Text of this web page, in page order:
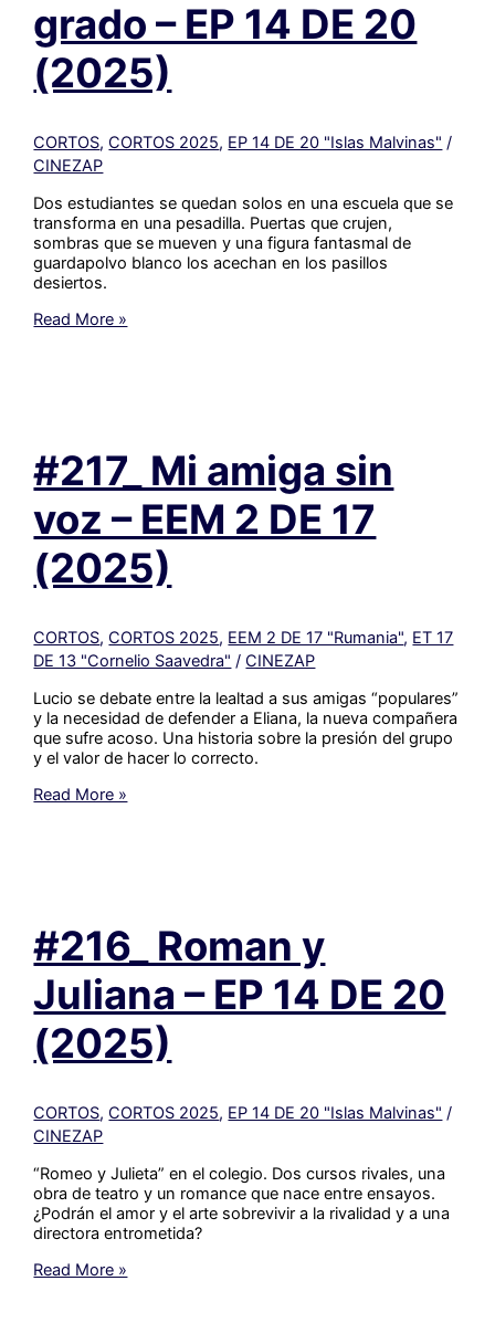
(2025)
grado – EP 14 DE 20
(2025)
CORTOS,CORTOS 2025, EP 14 DE 20 "Islas Malvinas" /
CINEZAP
Dos estudiantes se quedan solos en una escuela que se
transforma en una pesadilla. Puertas que crujen,
sombras que se mueven y una figura fantasmal de
guardapolvo blanco los acechan en los pasillos
desiertos.
#215_Terror
DE
20
(2025)
Read More »
#217_ Mi amiga sin
voz – EEM 2 DE 17
(2025)
CORTOS,CORTOS 2025, EEM 2 DE 17 "Rumania", ET 17
DE 13 "Cornelio Saavedra" /CINEZAP
Lucio se debate entre la lealtad a sus amigas “populares”
y la necesidad de defender a Eliana, la nueva compañera
que sufre acoso. Una historia sobre la presión del grupo
y el valor de hacer lo correcto.
#217_
2
DE
17
(2025)
Read More »
#216_ Roman y
Juliana – EP 14 DE 20
(2025)
CORTOS,CORTOS 2025, EP 14 DE 20 "Islas Malvinas" /
CINEZAP
“Romeo y Julieta” en el colegio. Dos cursos rivales, una
obra de teatro y un romance que nace entre ensayos.
¿Podrán el amor y el arte sobrevivir a la rivalidad y a una
directora entrometida?
#216_
Read More »